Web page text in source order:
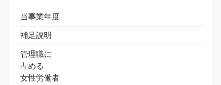
当事業年度
補足説明
管理職に
占める
女性労働者